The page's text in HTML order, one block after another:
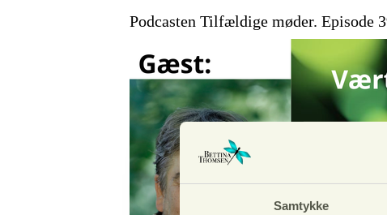
Samtykke
Podcasten Tilfældige møder. Episode